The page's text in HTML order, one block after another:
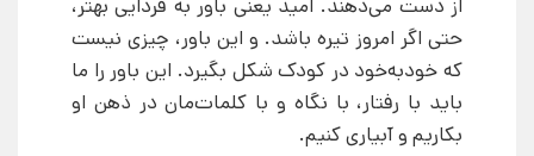
از دست می‌دهند. امید یعنی باور به فردایی بهتر،
حتی اگر امروز تیره باشد. و این باور، چیزی نیست
که خودبه‌خود در کودک شکل بگیرد. این باور را ما
باید با رفتار، با نگاه و با کلمات‌مان در ذهن او
بکاریم و آبیاری کنیم.